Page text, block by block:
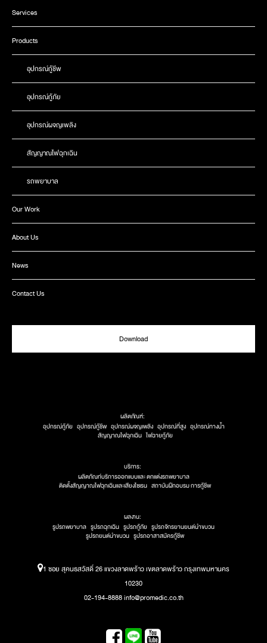
Services
Products
อุปกรณ์กู้ชีพ
อุปกรณ์กู้ภัย
อุปกรณ์ผจญเพลิง
สัญญาณไฟฉุกเฉิน
รถพยาบาล
Our Work
About Us
News
Contact Us
Download
ผลิตภัณฑ์:
อุปกรณ์กู้ภัย อุปกรณ์กู้ชีพ อุปกรณ์ผจญเพลิง อุปกรณ์ที่สูง อุปกรณ์ทางน้ำ
สัญญาณไฟฉุกเฉิน ไฟฉายกู้ภัย
บริการ:
ผลิตภัณท์บริการออกแบบและ ตกแต่งรถพยาบาล
ติดตั้งสัญญาณไฟฉุกเฉินและเสียงไซเรน สถาบันฝึกอบรม การกู้ชีพ
ผลงาน:
รูปรถพยาบาล รูปรถฉุกเฉิน รูปรถกู้ภัย รูปรถจักรยานยนต์นำขบวน
รูปรถยนต์นำขบวน รูปรถอาสาสมัครกู้ชีพ
1 ซอย สุคนธสวัสดิ์ 26 แขวงลาดพร้าว เขตลาดพร้าว กรุงเทพมหานคร
10230
02-194-8888 info@promedic.co.th